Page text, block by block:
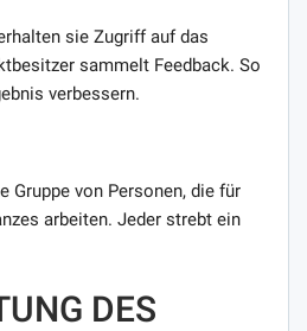
sie Zugriff auf das
sammelt Feedback. So
verbessern.
Gruppe von Personen, die für
arbeiten. Jeder strebt ein
DES